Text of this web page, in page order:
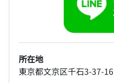
所在地
東京都文京区千石3-37-16